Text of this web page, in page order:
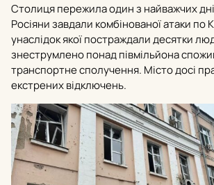
Столиця пережила один з найважчих
Росіяни завдали комбінованої атаки по
унаслідок якої постраждали десятки
знеструмлено понад півмільйона
транспортне сполучення. Місто досі
екстрених відключень.